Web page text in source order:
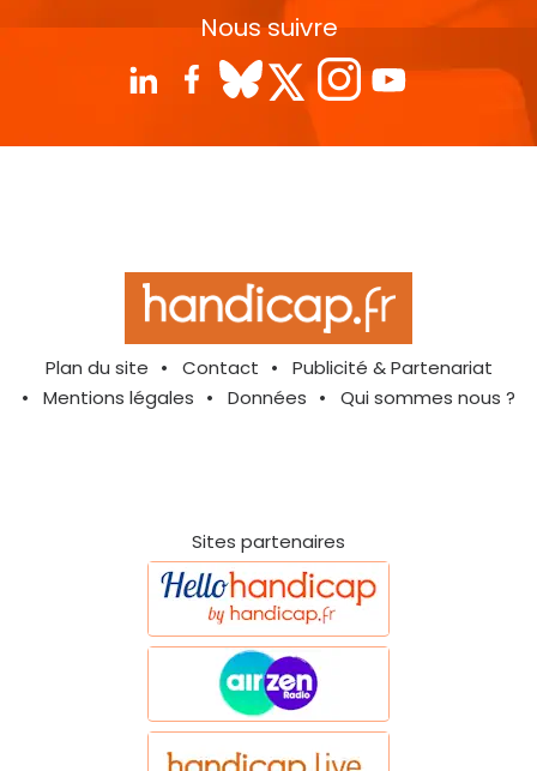
Nous suivre
Plan du site Contact
Publicité & Partenariat
Mentions légales
Données Qui sommes nous ?
Sites partenaires